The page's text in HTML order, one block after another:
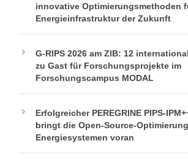
innovative Optimierungsmethoden
Energieinfrastruktur der Zukunft
G-RIPS 2026 am ZIB: 12
zu Gast für Forschungsprojekte im
Forschungscampus MODAL
Erfolgreicher PEREGRINE PIPS-
bringt die Open-Source-
Energiesystemen voran